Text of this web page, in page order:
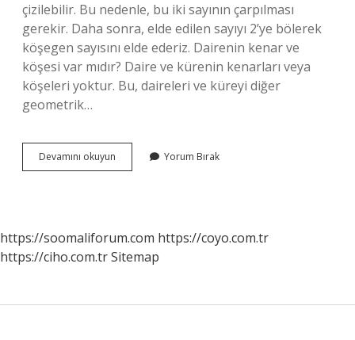
çizilebilir. Bu nedenle, bu iki sayının çarpılması
gerekir. Daha sonra, elde edilen sayıyı 2’ye bölerek
köşegen sayısını elde ederiz. Dairenin kenar ve
köşesi var mıdır? Daire ve kürenin kenarları veya
köşeleri yoktur. Bu, daireleri ve küreyi diğer
geometrik…
Devamını okuyun Dairenin
Kac
Yorum Bırak
https://soomaliforum.com https://coyo.com.tr
https://ciho.com.trSitemap